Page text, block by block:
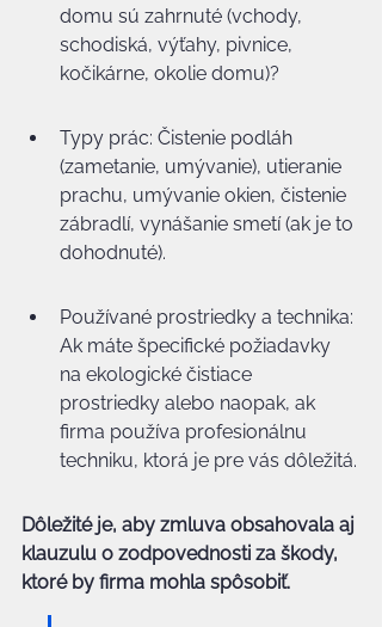
domu sú zahrnuté (vchody,
schodiská, výťahy, pivnice,
kočikárne, okolie domu)?
Typy prác: Čistenie podláh
(zametanie, umývanie), utieranie
prachu, umývanie okien, čistenie
zábradlí, vynášanie smetí (ak je to
dohodnuté).
Používané prostriedky a technika:
Ak máte špecifické požiadavky
na ekologické čistiace
prostriedky alebo naopak, ak
firma používa profesionálnu
techniku, ktorá je pre vás dôležitá.
Dôležité je, aby zmluva obsahovala aj
klauzulu o zodpovednosti za škody,
ktoré by firma mohla spôsobiť.